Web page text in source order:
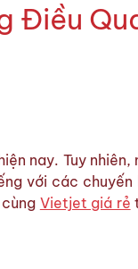
Điều
nay. Tuy nhiên,
với các chuyến
Vietjet giá rẻ